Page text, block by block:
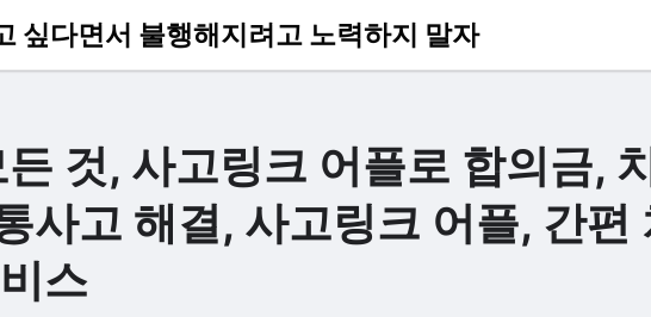
싶다면서 불행해지려고 노력하지 말자
것, 사고링크 어플로 합의금,
사고 해결, 사고링크 어플, 간편
스